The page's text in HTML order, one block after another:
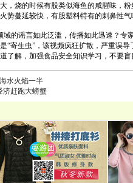
，烧的时候有股类似海鱼的咸腥味，
势蔓延较快，有股塑料特有的刺鼻性
域的谣言如此泛滥，传播如此迅速？
寄生虫”，该视频疯狂扩散，严重误
了解，加强食品安全知识学习，不要
水火焰一半
济赶跑大螃蟹